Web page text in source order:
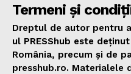
Termeni și
Dreptul de autor pentru
ul PRESShub este
România, precum și de
presshub.ro.